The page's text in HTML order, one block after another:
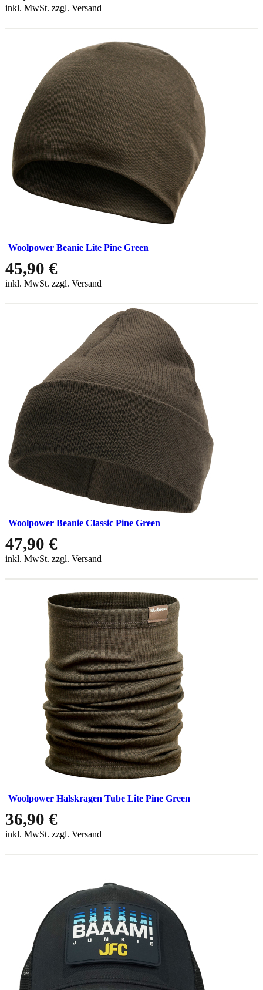
inkl. MwSt. zzgl. Versand
Woolpower Beanie Lite Pine Green
45,90 €
inkl. MwSt. zzgl. Versand
Woolpower Beanie Classic Pine Green
47,90 €
inkl. MwSt. zzgl. Versand
Woolpower Halskragen Tube Lite Pine Green
36,90 €
inkl. MwSt. zzgl. Versand